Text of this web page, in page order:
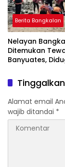
Berita Bangkalan
Nelayan
Ditemukan
Banyuates,
Terjatuh dari
Alamat email
wajib ditandai *